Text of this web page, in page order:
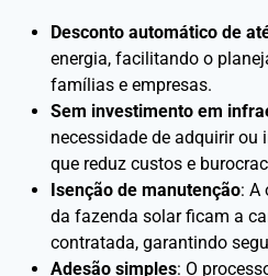
Desconto automático de
energia, facilitando o
famílias e empresas.
Sem investimento em
necessidade de adquirir ou
que reduz custos e
Isenção de manutenção: A
da fazenda solar ficam a
contratada, garantindo
Adesão simples: O